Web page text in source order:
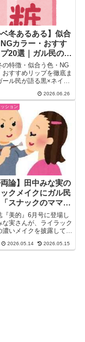
ベ冬あるある】似合
カラー・おすす
20選｜ガル民の本
の特徴・似合う色・NG
おすすめリップを徹底ま
ール民が語る黒×ネイビ
マスタード・ベージュが
理由、リップモンスタ
ルのおすすめ色番ま
イプ診断の体験談も。
2026.06.26
ション
両論】田中みな実の
クメイクにガル民
スナックのママ」
顔やったけ？」平
否を呼ぶ
『美的』6月号に登場し
な実さんが、ライラック
濃いメイクを披露して話
2026.05.14 2026.05.15